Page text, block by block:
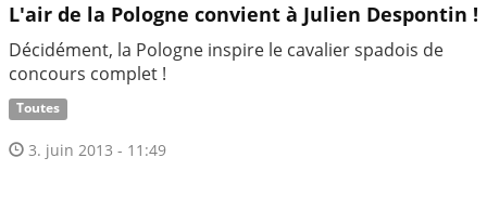
L'air de la Pologne convient à Julien Despontin !
Décidément, la Pologne inspire le cavalier spadois de
concours complet !
Toutes
3. juin 2013 - 11:49